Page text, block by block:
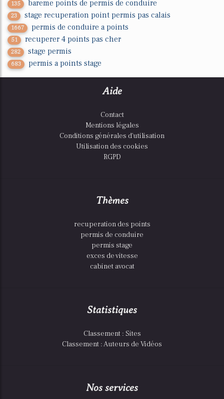
135 bareme points de permis de conduire
23 stage recuperation point permis pas calais
1667 permis de conduire a points
51 recuperer 4 points pas cher
282 stage permis
683 permis a points stage
Aide
Contact
Mentions légales
Conditions générales d'utilisation
Utilisation des cookies
RGPD
Thèmes
recuperation des points
permis de conduire
permis stage
exces de vitesse
cabinet avocat
Statistiques
Classement : Sites
Classement : Auteurs de Vidéos
Nos services